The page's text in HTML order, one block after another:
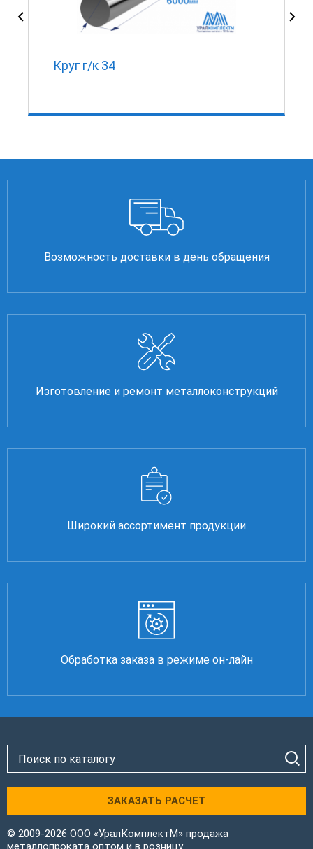
Круг г/к 34
Возможность доставки в день обращения
Изготовление и ремонт металлоконструкций
Широкий ассортимент продукции
Обработка заказа в режиме он-лайн
ЗАКАЗАТЬ РАСЧЕТ
© 2009-2026 ООО «УралКомплектМ» продажа
металлопроката оптом и в розницу